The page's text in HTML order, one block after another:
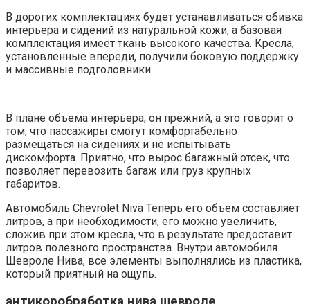
В дорогих комплектациях будет устанавливаться обивка
интерьера и сидений из натуральной кожи, а базовая
комплектация имеет ткань высокого качества. Кресла,
установленные впереди, получили боковую поддержку
и массивные подголовники.
В плане объема интерьера, он прежний, а это говорит о
том, что пассажиры смогут комфортабельно
размещаться на сидениях и не испытывать
дискомфорта. Приятно, что вырос багажный отсек, что
позволяет перевозить багаж или груз крупных
габаритов.
Автомобиль Chevrolet Niva Теперь его объем составляет
литров, а при необходимости, его можно увеличить,
сложив при этом кресла, что в результате предоставит
литров полезного пространства. Внутри автомобиля
Шевроле Нива, все элементы выполнялись из пластика,
который приятный на ощупь.
антикоробработка нива шевроле